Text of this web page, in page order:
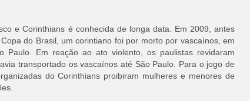
e Corinthians é conhecida de longa data. Em 2009, antes
do Brasil, um corintiano foi por morto por vascaínos, em
Paulo. Em reação ao ato violento, os paulistas revidaram
transportado os vascaínos até São Paulo. Para o jogo de
do Corinthians proibiram mulheres e menores de